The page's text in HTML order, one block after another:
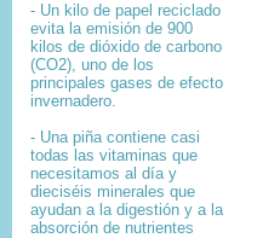
- Un kilo de papel reciclado
evita la emisión de 900
kilos de dióxido de carbono
(CO2), uno de los
principales gases de efecto
invernadero.
- Una piña contiene casi
todas las vitaminas que
necesitamos al día y
dieciséis minerales que
ayudan a la digestión y a la
absorción de nutrientes